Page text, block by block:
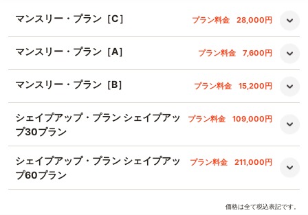
マンスリー・プラン［C］ プラン料金 28,000円
マンスリー・プラン［A］ プラン料金 7,600円
マンスリー・プラン［B］ プラン料金 15,200円
シェイプアップ・プラン シェイプアッ
プ30プラン
プラン料金 109,000円
シェイプアップ・プラン シェイプアッ
プ60プラン
プラン料金 211,000円
価格は全て税込表記です。